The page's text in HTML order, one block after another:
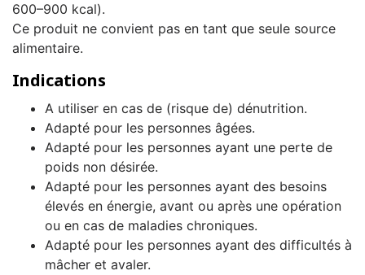
600–900 kcal).
Ce produit ne convient pas en tant que seule source
alimentaire.
Indications
A utiliser en cas de (risque de) dénutrition.
Adapté pour les personnes âgées.
Adapté pour les personnes ayant une perte de
poids non désirée.
Adapté pour les personnes ayant des besoins
élevés en énergie, avant ou après une opération
ou en cas de maladies chroniques.
Adapté pour les personnes ayant des difficultés à
mâcher et avaler.